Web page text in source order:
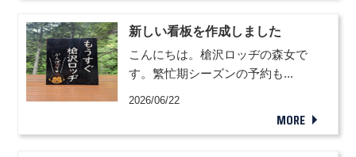
新しい看板を作成しました
こんにちは。槍沢ロッヂの森女で
す。繁忙期シーズンの予約も...
2026/06/22
MORE